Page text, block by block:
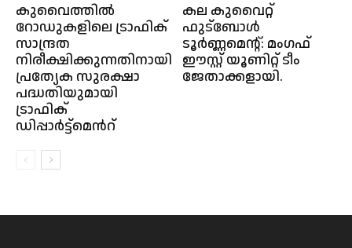
കുവൈത്തിൽ
റോഡുകളിലെ ട്രാഫിക്
സാന്ദ്രത
നിരീക്ഷിക്കുന്നതിനായി
പ്രത്യേക സുരക്ഷാ
പദ്ധതിയുമായി
ട്രാഫിക്
ഡിപ്പാർട്ട്മെൻറ്
കല കുവൈറ്റ്
ഫുട്ബോൾ
ടൂർണ്ണമെന്റ്: മംഗഫ്
ഈസ്റ്റ് യൂണിറ്റ് ടീം
ജേതാക്കളായി.